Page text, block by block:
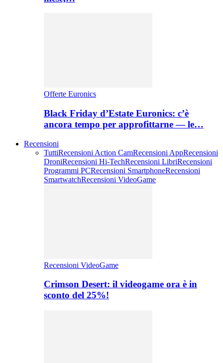
Offerte Euronics
Black Friday d’Estate Euronics: c’è
ancora tempo per approfittarne — le…
Recensioni
TuttiRecensioni Action CamRecensioni AppRecensioni
DroniRecensioni Hi-TechRecensioni LibriRecensioni
Programmi PCRecensioni SmartphoneRecensioni
SmartwatchRecensioni VideoGame
Recensioni VideoGame
Crimson Desert: il videogame ora è in
sconto del 25%!